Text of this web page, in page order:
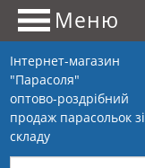
Меню
Інтернет-магазин
"Парасоля"
оптово-роздрібний
продаж парасольок зі
складу